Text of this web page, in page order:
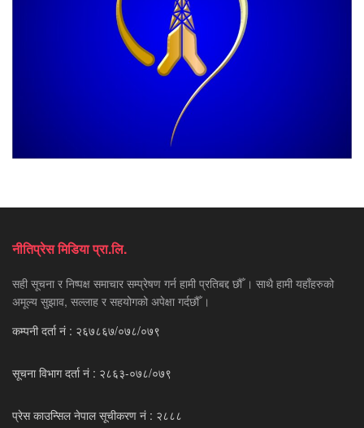
नीतिप्रेस मिडिया प्रा.लि.
सही सूचना र निष्पक्ष समाचार सम्प्रेषण गर्न हामी प्रतिबद्द छौँ । साथै हामी यहाँहरुको
अमूल्य सुझाव, सल्लाह र सहयोगको अपेक्षा गर्दछौँ ।
कम्पनी दर्ता नं : २६७८६७/०७८/०७९
सूचना विभाग दर्ता नं : २८६३-०७८/०७९
प्रेस काउन्सिल नेपाल सूचीकरण नं : २८८८